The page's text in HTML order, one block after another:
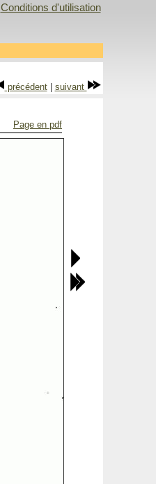
Conditions d'utilisation
précédent| suivant
Page en pdf